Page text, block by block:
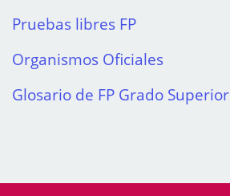
Pruebas libres FP
Organismos Oficiales
Glosario de FP Grado Superior